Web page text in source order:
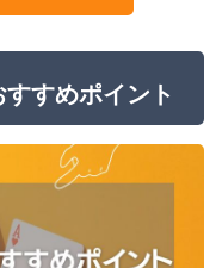
すめポイント